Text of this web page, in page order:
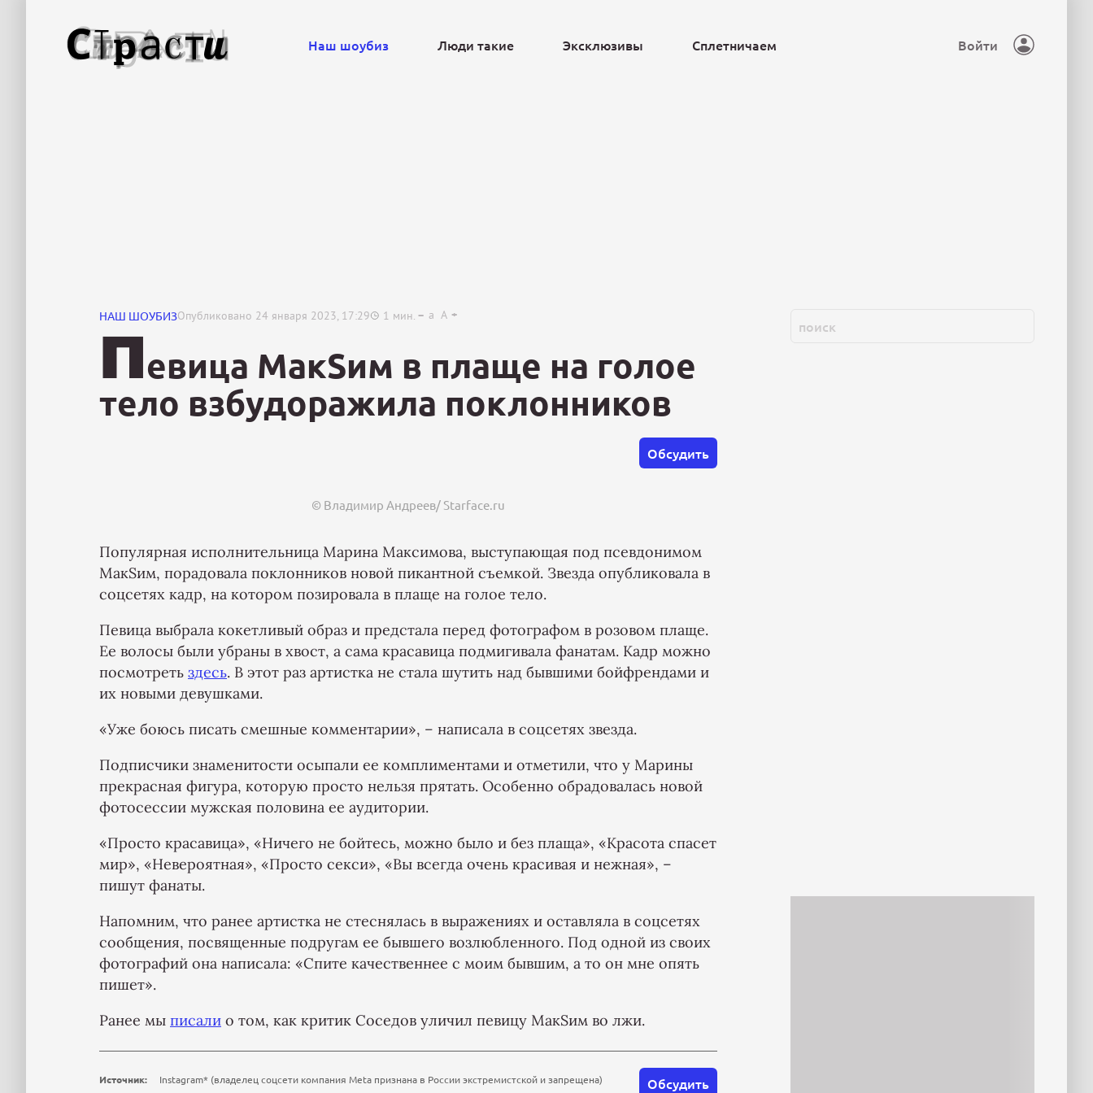
Наш шоубиз Люди такие Эксклюзивы Сплетничаем Войти
НАШ ШОУБИЗОпубликовано 24 января 2023, 17:29 1 мин. a A
Певица МакSим в плаще на голое
тело взбудоражила поклонников
Обсудить
© Владимир Андреев/ Starface.ru
Популярная исполнительница Марина Максимова, выступающая под псевдонимом
МакSим, порадовала поклонников новой пикантной съемкой. Звезда опубликовала в
соцсетях кадр, на котором позировала в плаще на голое тело.
Певица выбрала кокетливый образ и предстала перед фотографом в розовом плаще.
Ее волосы были убраны в хвост, а сама красавица подмигивала фанатам. Кадр можно
посмотреть здесь. В этот раз артистка не стала шутить над бывшими бойфрендами и
их новыми девушками.
«Уже боюсь писать смешные комментарии», – написала в соцсетях звезда.
Подписчики знаменитости осыпали ее комплиментами и отметили, что у Марины
прекрасная фигура, которую просто нельзя прятать. Особенно обрадовалась новой
фотосессии мужская половина ее аудитории.
«Просто красавица», «Ничего не бойтесь, можно было и без плаща», «Красота спасет
мир», «Невероятная», «Просто секси», «Вы всегда очень красивая и нежная», –
пишут фанаты.
Напомним, что ранее артистка не стеснялась в выражениях и оставляла в соцсетях
сообщения, посвященные подругам ее бывшего возлюбленного. Под одной из своих
фотографий она написала: «Спите качественнее с моим бывшим, а то он мне опять
пишет».
Ранее мы писали о том, как критик Соседов уличил певицу МакSим во лжи.
Обсудить
Источник: Instagram* (владелец соцсети компания Meta признана в России экстремистской и запрещена)